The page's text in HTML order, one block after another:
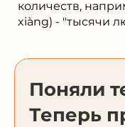
количеств,
xiàng) - "тысячи
Поняли
Теперь